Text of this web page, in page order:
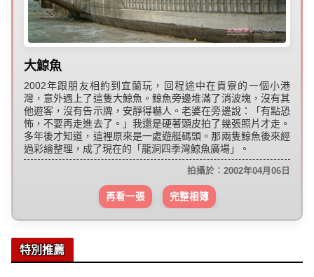
大鯨魚
2002年跟朋友相約到宜蘭玩，回程途中在貢寮的一個小港
灣，意外遇上了這隻大鯨魚。鯨魚旁邊堆滿了消波塊，沒有其
他遊客，沒有告示牌，安靜得嚇人。老婆在旁邊說：「有點恐
怖，不要再走進去了。」我還是硬著頭皮拍了幾張照片才走。
多年後才知道，這裡原來是一處遊艇碼頭。那兩隻鯨魚後來經
過彩繪整理，成了現在的「龍洞四季灣鯨魚廣場」。
拍攝於：2002年04月06日
再看一張 完整相簿
特別推薦